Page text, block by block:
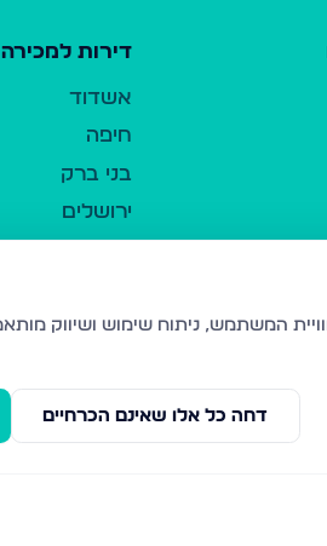
דירות למכירה
אשדוד
חיפה
בני ברק
ירושלים
בית שמש
ביתר עילית
דחה כל אלו שאינם הכרחיים